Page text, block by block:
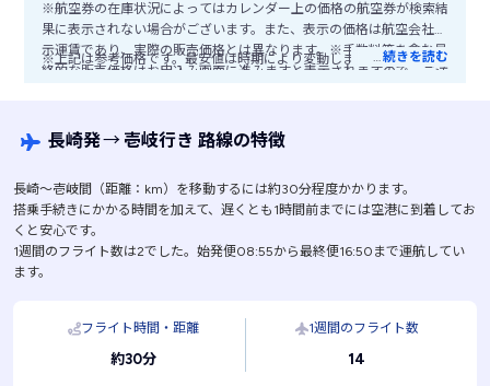
※航空券の在庫状況によってはカレンダー上の価格の航空券が検索結
果に表示されない場合がございます。また、表示の価格は航空会社公
示運賃であり、実際の販売価格とは異なります。※手数料等を含む最
終的な販売価格はお申込み画面に進みますと表示されますので、ご注
※上記は参考価格です。最安値は時期により変動します。
…続きを読む
長崎発→ 壱岐行き 路線の特徴
長崎〜壱岐間（距離：km）を移動するには約30分程度かかります。
搭乗手続きにかかる時間を加えて、遅くとも1時間前までには空港に到着してお
くと安心です。
1週間のフライト数は2でした。始発便08:55から最終便16:50まで運航してい
ます。
フライト時間・距離
約30分
1週間のフライト数
14